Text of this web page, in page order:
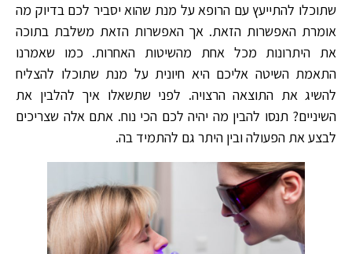
שתוכלו להתייעץ עם הרופא על מנת שהוא יסביר לכם בדיוק מה
אומרת האפשרות הזאת. אך האפשרות הזאת משלבת בתוכה
את היתרונות מכל אחת מהשיטות האחרות. כמו שאמרנו
התאמת השיטה אליכם היא חיונית על מנת שתוכלו להצליח
להשיג את התוצאה הרצויה. לפני שתשאלו איך להלבין את
השיניים? תנסו להבין מה יהיה לכם הכי נוח. אתם אלה שצריכים
לבצע את הפעולה ובין היתר גם להתמיד בה.